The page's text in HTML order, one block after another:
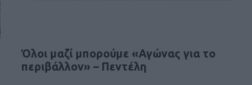
Όλοι μαζί μπορούμε «Αγώνας για το
περιβάλλον» – Πεντέλη